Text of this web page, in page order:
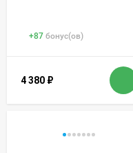
+87 бонус(ов)
4 380 ₽